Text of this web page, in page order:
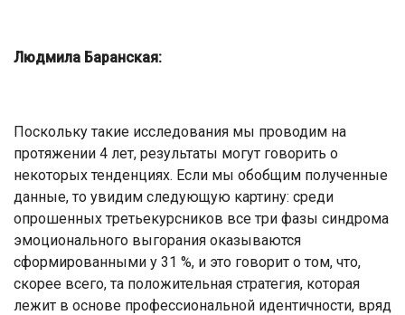
Людмила Баранская:
Поскольку такие исследования мы проводим на
протяжении 4 лет, результаты могут говорить о
некоторых тенденциях. Если мы обобщим полученные
данные, то увидим следующую картину: среди
опрошенных третьекурсников все три фазы синдрома
эмоционального выгорания оказываются
сформированными у 31 %, и это говорит о том, что,
скорее всего, та положительная стратегия, которая
лежит в основе профессиональной идентичности, вряд